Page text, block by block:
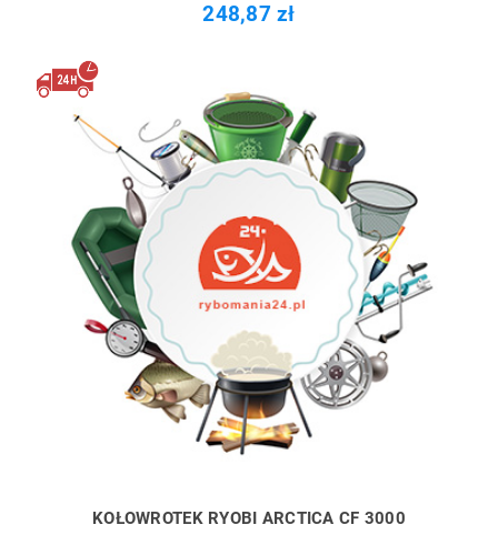
248,87 zł
KOŁOWROTEK RYOBI ARCTICA CF 3000